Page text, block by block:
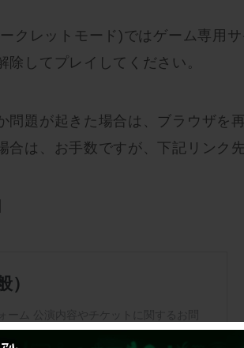
クレットモード)ではゲーム専用
除してプレイしてください。
問題が起きた場合は、ブラウザを
合は、お手数ですが、下記リンク